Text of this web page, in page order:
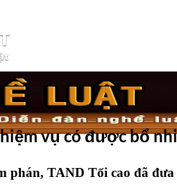
vụ có được bổ
phán, TAND Tối cao đã